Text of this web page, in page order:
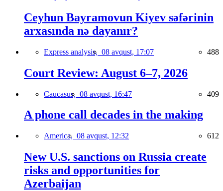
Ceyhun Bayramovun Kiyev səfərinin
arxasında nə dayanır?
Express analysis, 08 avqust, 17:07 488
Court Review: August 6–7, 2026
Caucasus, 08 avqust, 16:47 409
A phone call decades in the making
America, 08 avqust, 12:32 612
New U.S. sanctions on Russia create
risks and opportunities for
Azerbaijan